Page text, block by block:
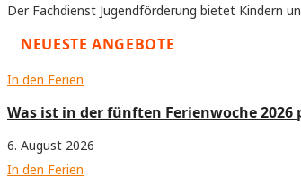
Der Fachdienst Jugendförderung bietet Kindern
NEUESTE ANGEBOTE
In den Ferien
Was ist in der fünften Ferienwoche 2026
6. August 2026
In den Ferien